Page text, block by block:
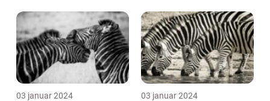
03 januar 2024 03 januar 2024